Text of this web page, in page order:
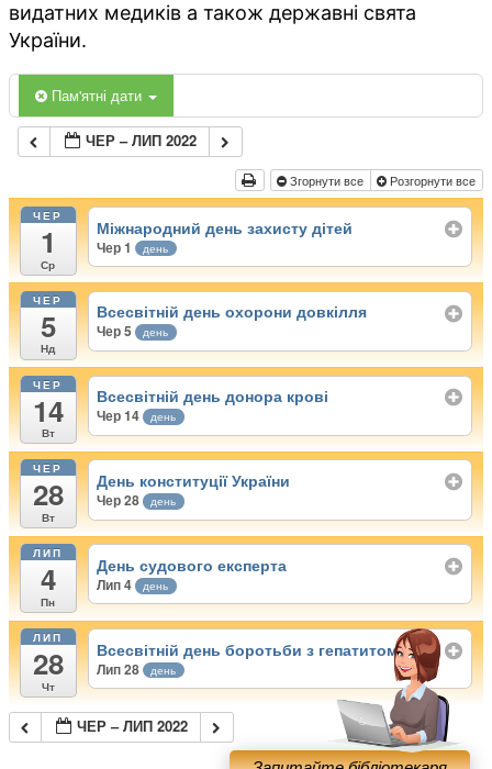
видатних медиків а також державні свята
України.
Пам'ятні дати
ЧЕР – ЛИП 2022
Згорнути все Розгорнути все
ЧЕР
1
Ср
Міжнародний день захисту дітей
Чер 1 день
ЧЕР
5
Нд
Всесвітній день охорони довкілля
Чер 5 день
ЧЕР
14
Вт
Всесвітній день донора крові
Чер 14 день
ЧЕР
28
Вт
День конституції України
Чер 28 день
ЛИП
4
Пн
День судового експерта
Лип 4 день
ЛИП
28
Чт
Всесвітній день боротьби з гепатитом
Лип 28 день
ЧЕР – ЛИП 2022